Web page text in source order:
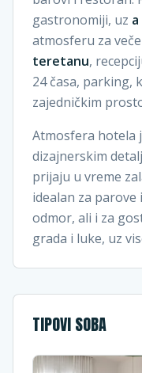
gastronomiji, uz
atmosferu za
teretanu,
24 časa, parking,
zajedničkim
Atmosfera hotela
dizajnerskim
prijaju u vreme
idealan za
odmor, ali i za
grada i luke, uz
TIPOVI SOBA